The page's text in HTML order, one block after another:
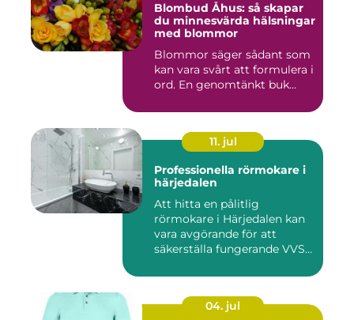
Blombud Åhus: så skapar
du minnesvärda hälsningar
med blommor
Blommor säger sådant som
kan vara svårt att formulera i
ord. En genomtänkt buk...
11. jul
Professionella rörmokare i
härjedalen
Att hitta en pålitlig
rörmokare i Härjedalen kan
vara avgörande för att
säkerställa fungerande VVS-
04. jul